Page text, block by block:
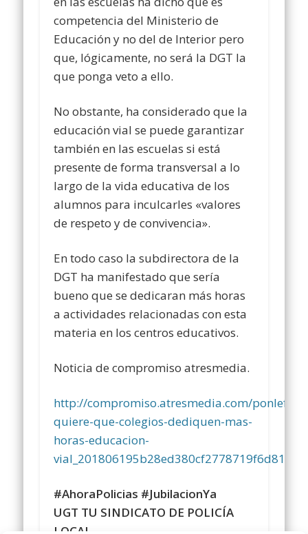
competencia del Ministerio de
Educación y no del de Interior pero
que, lógicamente, no será la DGT la
que ponga veto a ello.
No obstante, ha considerado que la
educación vial se puede garantizar
también en las escuelas si está
presente de forma transversal a lo
largo de la vida educativa de los
alumnos para inculcarles «valores
de respeto y de convivencia».
En todo caso la subdirectora de la
DGT ha manifestado que sería
bueno que se dedicaran más horas
a actividades relacionadas con esta
materia en los centros educativos.
Noticia de compromiso atresmedia.
http://compromiso.atresmedia.com/
quiere-que-colegios-dediquen-mas-
horas-educacion-
#AhoraPolicias #JubilacionYa
UGT TU SINDICATO DE POLICÍA